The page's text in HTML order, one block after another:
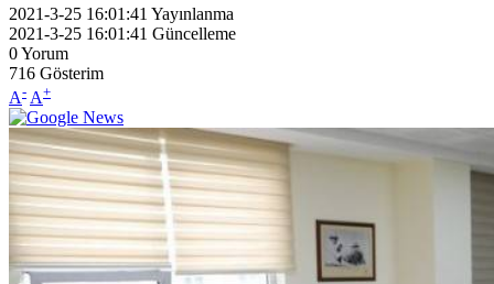
2021-3-25 16:01:41 Yayınlanma
2021-3-25 16:01:41 Güncelleme
0Yorum
716 Gösterim
A- A+